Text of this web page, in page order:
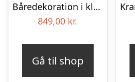
Båredekoration i klassisk stil – creme
849,00 kr.
Gå til shop